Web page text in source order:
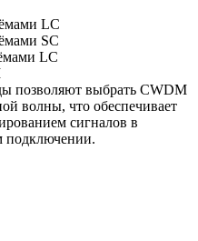
LC
SC
LC
позволяют выбрать CWDM
волны, что обеспечивает
сигналов в
подключении.